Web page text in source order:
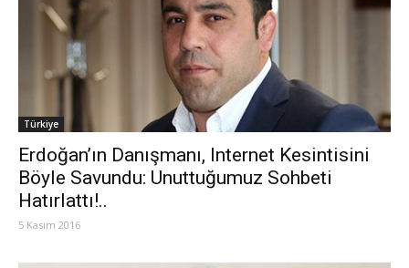
Türkiye
Erdoğan’ın Danışmanı, Internet Kesintisini
Böyle Savundu: Unuttuğumuz Sohbeti
Hatırlattı!..
5 Kasım 2016